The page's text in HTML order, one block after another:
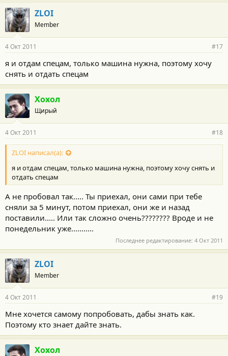
ZLOI
Member
4 Окт 2011 #17
я и отдам спецам, только машина нужна, поэтому хочу
снять и отдать спецам
Хохол
Щирый
4 Окт 2011 #18
ZLOI написал(а):
я и отдам спецам, только машина нужна, поэтому хочу снять и
отдать спецам
А не пробовал так..... Ты приехал, они сами при тебе
сняли за 5 минут, потом приехал, они же и назад
поставили..... Или так сложно очень???????? Вроде и не
понедельник уже...........
Последнее редактирование: 4 Окт 2011
ZLOI
Member
4 Окт 2011 #19
Мне хочется самому попробовать, дабы знать как.
Поэтому кто знает дайте знать.
Хохол